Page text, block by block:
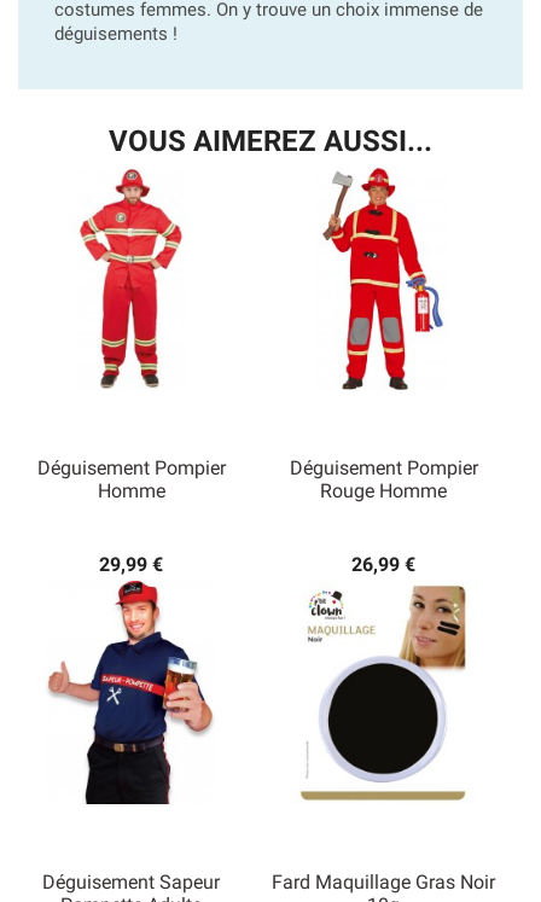
costumes femmes. On y trouve un choix immense de
déguisements !
VOUS AIMEREZ AUSSI...
Déguisement Pompier
Homme
29,99 €
Déguisement Pompier
Rouge Homme
26,99 €
Déguisement Sapeur
Fard Maquillage Gras Noir